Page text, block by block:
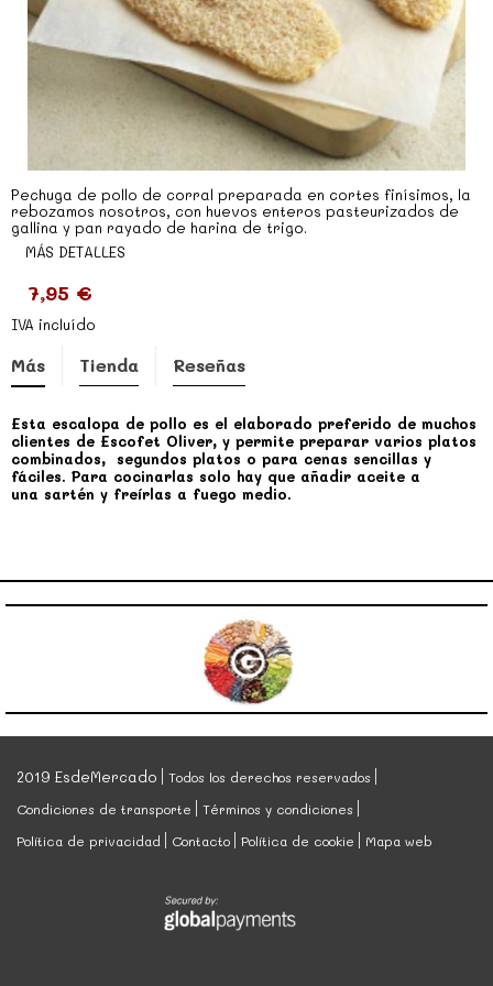
Pechuga de pollo de corral preparada en cortes finísimos, la
rebozamos nosotros, con huevos enteros pasteurizados de
gallina y pan rayado de harina de trigo.
MÁS DETALLES
7,95 €
IVA incluído
Más Tienda Reseñas
Esta escalopa de pollo es el elaborado preferido de muchos
clientes de Escofet Oliver, y permite preparar varios platos
combinados, segundos platos o para cenas sencillas y
fáciles. Para cocinarlas solo hay que añadir aceite a
una sartén y freírlas a fuego medio.
2019 EsdeMercado
Todos los derechos reservados
Condiciones de transporte
Términos y condiciones
Política de privacidad
Contacto Política de cookie Mapa web